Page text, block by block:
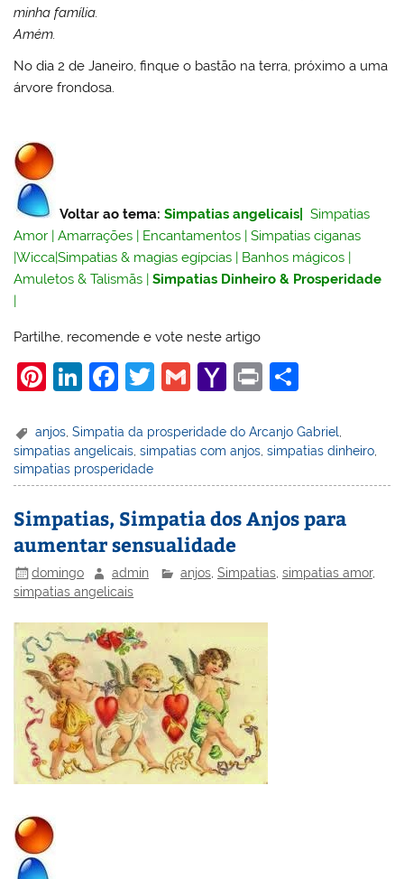
minha família.
Amém.
No dia 2 de Janeiro, finque o bastão na terra, próximo a uma
árvore frondosa.
Voltar ao tema:Simpatias angelicais
Simpatias
Amor |Amarrações | Encantamentos |Simpatias ciganas
|Wicca|Simpatias & magias egípcias | Banhos mágicos |
Amuletos & Talismãs |Simpatias Dinheiro & Prosperidade
|
Partilhe, recomende e vote neste artigo
Pi
er
e
st
Li
k
e
dI
n
F
c
e
b
o
o
k
T
itt
er
G
ai
l
Y
h
o
o
M
ai
l
Pr
t
ar
e
anjos ,Simpatia da prosperidade do Arcanjo Gabriel
simpatias angelicais ,simpatias com anjos ,simpatias dinheiro
simpatias prosperidade
Simpatias, Simpatia dos Anjos para
aumentar sensualidade
domingo admin anjos, Simpatias, simpatias amor,
simpatias angelicais